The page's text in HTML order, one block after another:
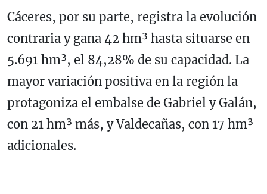
Cáceres, por su parte, registra la evolución
contraria y gana 42 hm³ hasta situarse en
5.691 hm³, el 84,28% de su capacidad. La
mayor variación positiva en la región la
protagoniza el embalse de Gabriel y Galán,
con 21 hm³ más, y Valdecañas, con 17 hm³
adicionales.